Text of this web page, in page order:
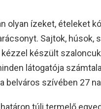
olyan ízeket, ételeket
Sajtok, húsok,
készült
látogatója
belváros szívében 27
túli termelő